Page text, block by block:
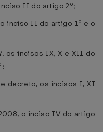
II do artigo 2º;
inciso II do artigo 1º e o
os incisos IX, X e XII do
decreto, os incisos I, XI
o inciso IV do artigo